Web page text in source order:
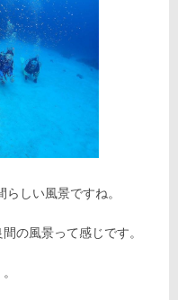
しい風景ですね。
の風景って感じです。